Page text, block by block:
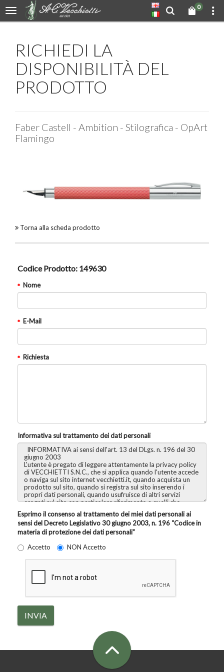
0
RICHIEDI LA
DISPONIBILITÀ DEL
PRODOTTO
Faber Castell - Ambition - Stilografica - OpArt
Flamingo
Torna alla scheda prodotto
Codice Prodotto: 149630
Nome
E-Mail
Richiesta
Informativa sul trattamento dei dati personali
Esprimo il consenso al trattamento dei miei dati personali ai
sensi del Decreto Legislativo 30 giugno 2003, n. 196 “Codice in
materia di protezione dei dati personali”
Accetto
NON Accetto
INVIA